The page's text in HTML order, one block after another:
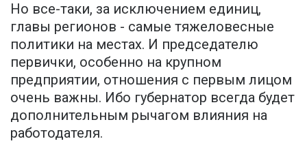
Но все-таки, за исключением единиц,
главы регионов - самые тяжеловесные
политики на местах. И председателю
первички, особенно на крупном
предприятии, отношения с первым лицом
очень важны. Ибо губернатор всегда будет
дополнительным рычагом влияния на
работодателя.